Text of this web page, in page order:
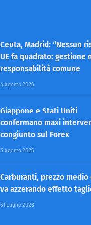
Ceuta, Madrid: “Nessun
UE fa quadrato: gestione
responsabilità comune
4 Agosto 2026
Giappone e Stati Uniti
confermano maxi
congiunto sul Forex
3 Agosto 2026
Carburanti, prezzo medio
va azzerando effetto
31 Luglio 2026